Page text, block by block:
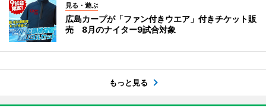
見る・遊ぶ
広島カープが「ファン付きウエア」付きチケット販
売 8月のナイター9試合対象
もっと見る